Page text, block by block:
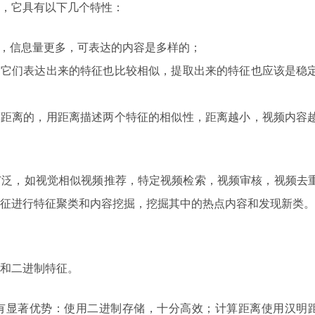
它具有以下几个特性：
信息量更多，可表达的内容是多样的；
们表达出来的特征也比较相似，提取出来的特征也应该是稳
离的，用距离描述两个特征的相似性，距离越小，视频内容
，如视觉相似视频推荐，特定视频检索，视频审核，视频去
进行特征聚类和内容挖掘，挖掘其中的热点内容和发现新类。
二进制特征。
著优势：使用二进制存储，十分高效；计算距离使用汉明